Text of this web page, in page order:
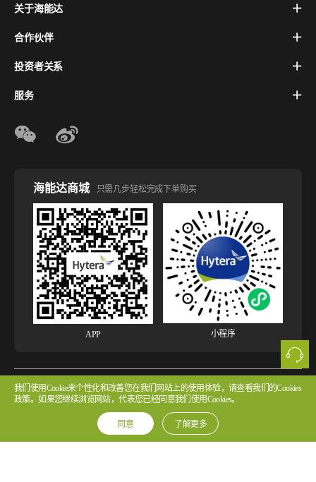
关于海能达
合作伙伴
投资者关系
服务
海能达商城 只需几步轻松完成下单购买
APP 小程序
版权所有 © 2026 海能达通信股份有限公司粤ICP备2022107854号 粤公网安备
44030502002314号
网站使用声明 隐私政策 Cookie政策
我们使用Cookie来个性化和改善您在我们网站上的使用体验，请查看我们的Cookies
政策。如果您继续浏览网站，代表您已经同意我们使用Cookies。
同意 了解更多